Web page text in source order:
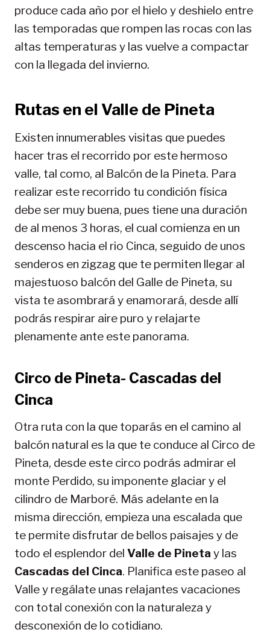
produce cada año por el hielo y deshielo entre
las temporadas que rompen las rocas con las
altas temperaturas y las vuelve a compactar
con la llegada del invierno.
Rutas en el Valle de Pineta
Existen innumerables visitas que puedes
hacer tras el recorrido por este hermoso
valle, tal como, al Balcón de la Pineta. Para
realizar este recorrido tu condición física
debe ser muy buena, pues tiene una duración
de al menos 3 horas, el cual comienza en un
descenso hacia el rio Cinca, seguido de unos
senderos en zigzag que te permiten llegar al
majestuoso balcón del Galle de Pineta, su
vista te asombrará y enamorará, desde allí
podrás respirar aire puro y relajarte
plenamente ante este panorama.
Circo de Pineta- Cascadas del
Cinca
Otra ruta con la que toparás en el camino al
balcón natural es la que te conduce al Circo de
Pineta, desde este circo podrás admirar el
monte Perdido, su imponente glaciar y el
cilindro de Marboré. Más adelante en la
misma dirección, empieza una escalada que
te permite disfrutar de bellos paisajes y de
todo el esplendor del Valle de Pineta y las
Cascadas del Cinca. Planifica este paseo al
Valle y regálate unas relajantes vacaciones
con total conexión con la naturaleza y
desconexión de lo cotidiano.